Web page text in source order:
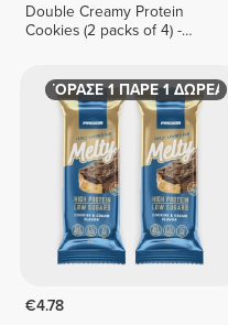
Double Creamy Protein
Cookies (2 packs of 4) -
ΑΓΟΡΑΣΕ 1 ΠΑΡΕ 1 ΔΩΡΕΑΝ
€4.78